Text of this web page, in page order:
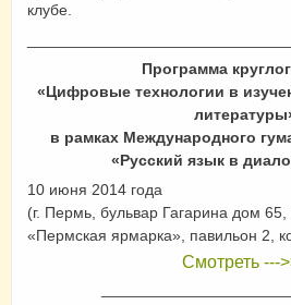
клубе.
Программа
«Цифровые технологии в
в рамках Международного
«Русский язык в
10 июня 2014 года
(г. Пермь, бульвар Гагарина дом
«Пермская ярмарка», павильон 2,
Смотреть ---